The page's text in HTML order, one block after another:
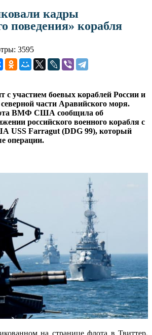
кадры
поведения» корабля
3595
с участием боевых кораблей России и
части Аравийского моря.
ВМФ США сообщила об
российского военного корабля с
Farragut (DDG 99), который
операции.